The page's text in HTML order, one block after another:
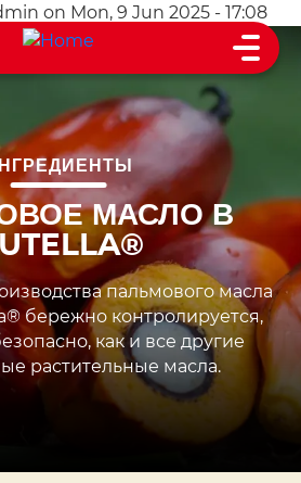
on Mon, 9 Jun 2025 - 17:08
МАСЛО В
пальмового масла
бережно контролируется,
как и все другие
растительные масла.